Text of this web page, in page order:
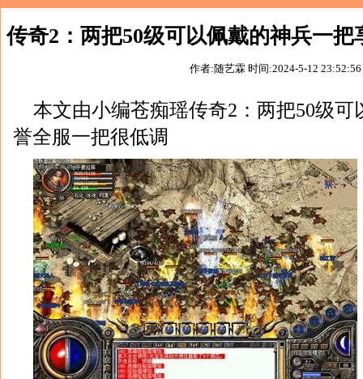
传奇2：两把50级可以佩戴的神兵一
作者:随艺霖 时间:2024-5-12 23:52:56
本文由小编苍痴瑶传奇2：两把50级可
誉全服一把很低调